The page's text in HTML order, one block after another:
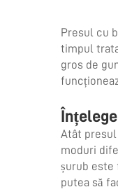
Presul cu
timpul
gros de
Atât presul
moduri
șurub este
putea să